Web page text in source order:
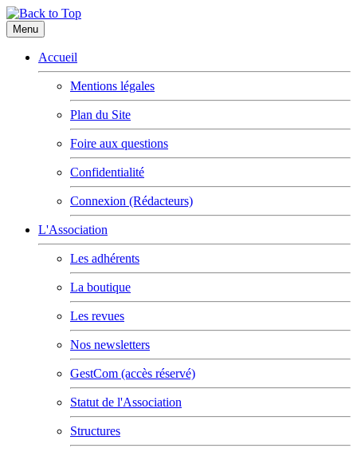
Menu
Accueil
Mentions légales
Plan du Site
Foire aux questions
Confidentialité
Connexion (Rédacteurs)
L'Association
Les adhérents
La boutique
Les revues
Nos newsletters
GestCom (accès réservé)
Statut de l'Association
Structures